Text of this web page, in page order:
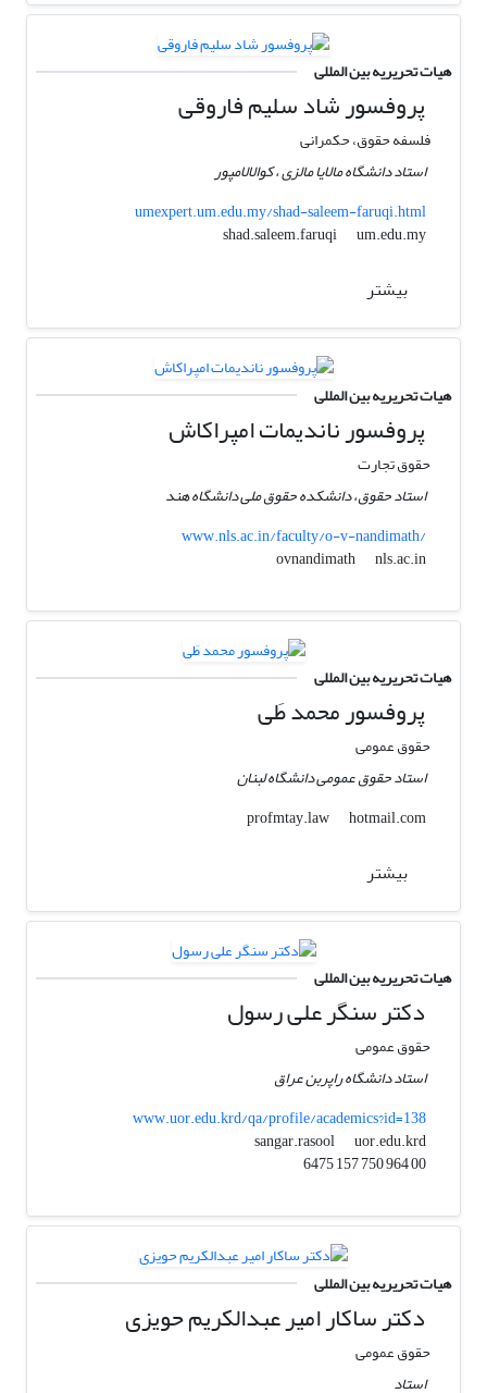
هیات تحریریه بین المللی
پروفسور شاد سلیم فاروقی
فلسفه حقوق، حکمرانی
استاد دانشگاه مالایا مالزی ، کوالالامپور
umexpert.um.edu.my/shad-saleem-faruqi.html
shad.saleem.faruqi
um.edu.my
بیشتر
هیات تحریریه بین المللی
پروفسور ناندیمات امپراکاش
حقوق تجارت
استاد حقوق، دانشکده حقوق ملی دانشگاه هند
www.nls.ac.in/faculty/o-v-nandimath/
ovnandimath
nls.ac.in
هیات تحریریه بین المللی
پروفسور محمد طَی
حقوق عمومی
استاد حقوق عمومی دانشگاه لبنان
profmtay.law
hotmail.com
بیشتر
هیات تحریریه بین المللی
دکتر سنگر علی رسول
حقوق عمومی
استاد دانشگاه راپربن عراق
www.uor.edu.krd/qa/profile/academics?id=138
sangar.rasool
uor.edu.krd
00 964 750 157 6475
هیات تحریریه بین المللی
دکتر ساکار امیر عبدالکریم حویزی
حقوق عمومی
استاد